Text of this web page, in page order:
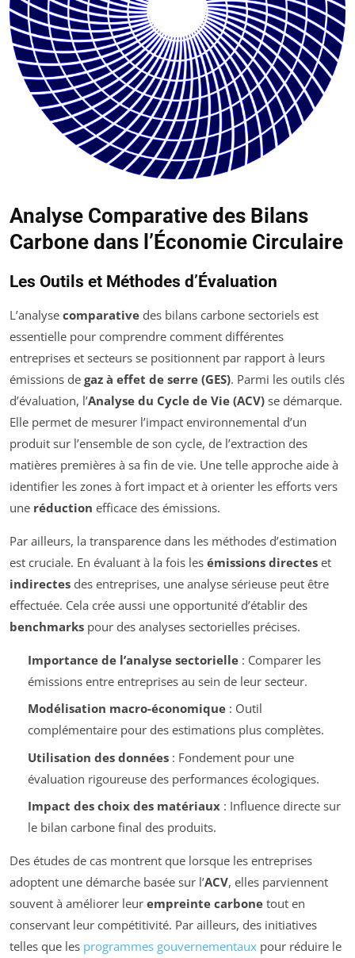
Analyse Comparative des Bilans
Carbone dans l’Économie Circulaire
Les Outils et Méthodes d’Évaluation
L’analyse comparative des bilans carbone sectoriels est
essentielle pour comprendre comment différentes
entreprises et secteurs se positionnent par rapport à leurs
émissions de gaz à effet de serre (GES). Parmi les outils clés
d’évaluation, l’Analyse du Cycle de Vie (ACV) se démarque.
Elle permet de mesurer l’impact environnemental d’un
produit sur l’ensemble de son cycle, de l’extraction des
matières premières à sa fin de vie. Une telle approche aide à
identifier les zones à fort impact et à orienter les efforts vers
une réduction efficace des émissions.
Par ailleurs, la transparence dans les méthodes d’estimation
est cruciale. En évaluant à la fois les émissions directes et
indirectes des entreprises, une analyse sérieuse peut être
effectuée. Cela crée aussi une opportunité d’établir des
benchmarks pour des analyses sectorielles précises.
Importance de l’analyse sectorielle: Comparer les
émissions entre entreprises au sein de leur secteur.
Modélisation macro-économique: Outil
complémentaire pour des estimations plus complètes.
Utilisation des données: Fondement pour une
évaluation rigoureuse des performances écologiques.
Impact des choix des matériaux: Influence directe sur
le bilan carbone final des produits.
Des études de cas montrent que lorsque les entreprises
adoptent une démarche basée sur l’ACV, elles parviennent
souvent à améliorer leur empreinte carbone tout en
conservant leur compétitivité. Par ailleurs, des initiatives
telles que les programmes gouvernementaux pour réduire le